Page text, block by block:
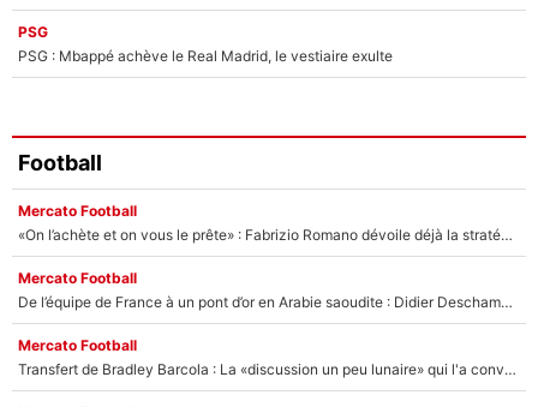
PSG
PSG : Mbappé achève le Real Madrid, le vestiaire exulte
Football
Mercato Football
«On l’achète et on vous le prête» : Fabrizio Romano dévoile déjà la stratégie du PSG avec le transfert de Zion Suzuki !
Mercato Football
De l’équipe de France à un pont d’or en Arabie saoudite : Didier Deschamps a donné sa réponse !
Mercato Football
Transfert de Bradley Barcola : La «discussion un peu lunaire» qui l'a convaincu de quitter le PSG, son entourage est pointé du doigt